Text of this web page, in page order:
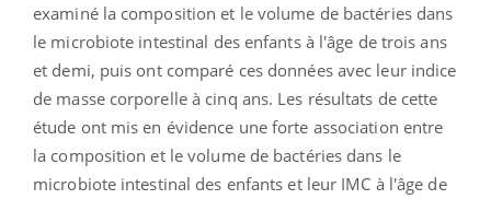
examiné la composition et le volume de bactéries dans
le microbiote intestinal des enfants à l'âge de trois ans
et demi, puis ont comparé ces données avec leur indice
de masse corporelle à cinq ans. Les résultats de cette
étude ont mis en évidence une forte association entre
la composition et le volume de bactéries dans le
microbiote intestinal des enfants et leur IMC à l'âge de